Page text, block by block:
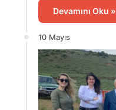
Devamını Oku »
10 Mayıs